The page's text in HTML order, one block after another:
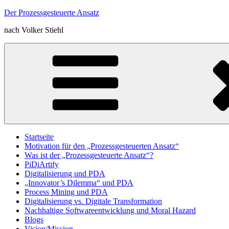
Zum
springen
Der Prozessgesteuerte Ansatz
nach Volker Stiehl
Startseite
Motivation für den „Prozessgesteuerten Ansatz“
Was ist der „Prozessgesteuerte Ansatz“?
PiDiArtify
Digitalisierung und PDA
„Innovator’s Dilemma“ und PDA
Process Mining und PDA
Digitalisierung vs. Digitale Transformation
Nachhaltige Softwareentwicklung und Moral Hazard
Blogs